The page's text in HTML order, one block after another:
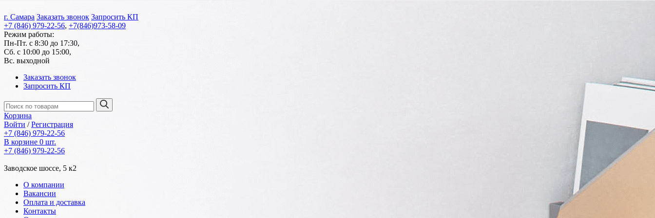
г. Самара Заказать звонок Запросить КП
+7 (846) 979-22-56, +7(846)973-58-09
Режим работы:
Пн-Пт. с 8:30 до 17:30,
Сб. с 10:00 до 15:00,
Вс. выходной
Заказать звонок
Запросить КП
Корзина
Войти /Регистрация
+7 (846) 979-22-56
В корзине 0 шт.
+7 (846) 979-22-56
Заводское шоссе, 5 к2
О компании
Вакансии
Оплата и доставка
Контакты